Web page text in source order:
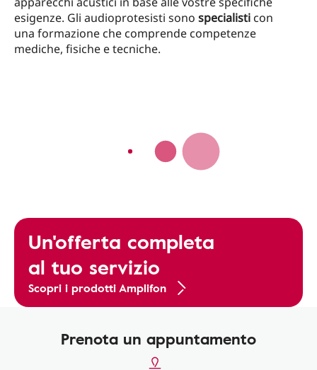
esigenze. Gli audioprotesisti sono specialisti con
una formazione che comprende competenze
mediche, fisiche e tecniche.
Un'offerta completa
al tuo servizio
Scopri i prodotti Amplifon
Prenota un appuntamento